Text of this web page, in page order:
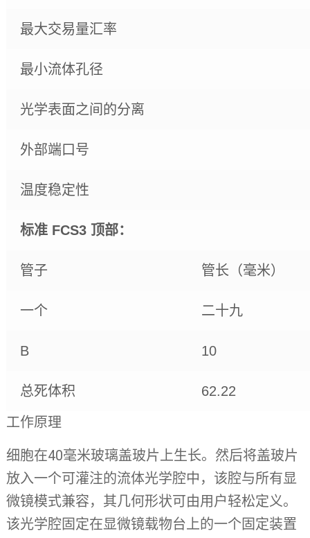
最大交易量汇率
最小流体孔径
光学表面之间的分离
外部端口号
温度稳定性
标准 FCS3 顶部：
管子 管长（毫米）
一个 二十九
B 10
总死体积 62.22
工作原理
细胞在40毫米玻璃盖玻片上生长。然后将盖玻片
放入一个可灌注的流体光学腔中，该腔与所有显
微镜模式兼容，其几何形状可由用户轻松定义。
该光学腔固定在显微镜载物台上的一个固定装置